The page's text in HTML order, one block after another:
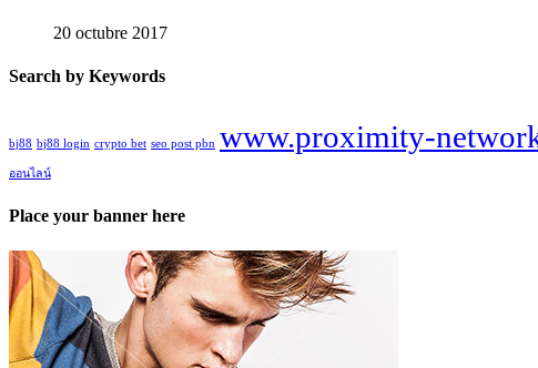
20 octubre 2017
Search by Keywords
bj88 bj88 login crypto bet seo post pbn www.proximity-
ออนไลน์
Place your banner here